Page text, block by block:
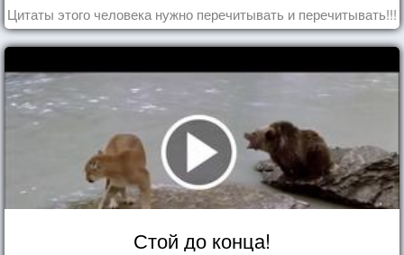
Цитаты этого человека нужно перечитывать и перечитывать!!!
Стой до конца!